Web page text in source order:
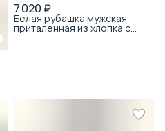
7 020 ₽
Белая рубашка мужская
приталенная из хлопка с